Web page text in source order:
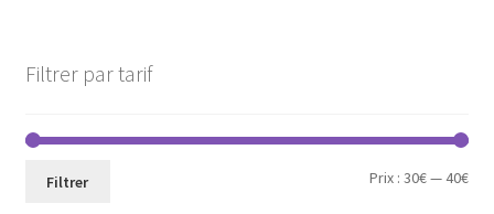
Filtrer par tarif
Prix
Prix
Filtrer Prix :30€—40€